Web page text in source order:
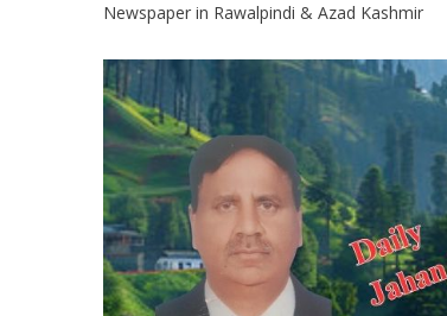
Newspaper in Rawalpindi & Azad Kashmir